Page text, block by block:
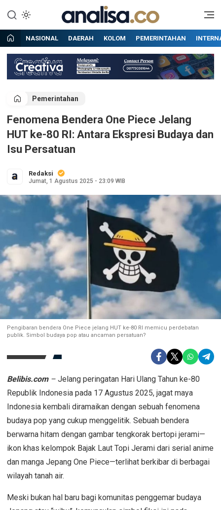
konten
Analisa
Situs berita online terpercaya
NASIONAL DAERAH KOLOM PEMERINTAHAN
Pemerintahan
Fenomena Bendera One Piece Jelang
HUT ke-80 RI: Antara Ekspresi Budaya dan
Isu Persatuan
Redaksi
Jumat, 1 Agustus 2025 - 23:09 WIB
Pengibaran bendera One Piece jelang HUT ke-80 RI memicu perdebatan
publik. Simbol budaya pop atau ancaman persatuan?
Belibis.com– Jelang peringatan Hari Ulang Tahun ke-80
Republik Indonesia pada 17 Agustus 2025, jagat maya
Indonesia kembali diramaikan dengan sebuah fenomena
budaya pop yang cukup menggelitik. Sebuah bendera
berwarna hitam dengan gambar tengkorak bertopi jerami—
ikon khas kelompok Bajak Laut Topi Jerami dari serial anime
dan manga Jepang One Piece—terlihat berkibar di berbagai
wilayah tanah air.
Meski bukan hal baru bagi komunitas penggemar budaya